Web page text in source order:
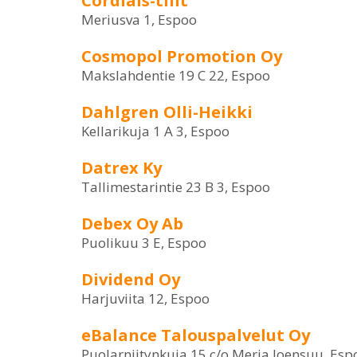
Meriusva 1, Espoo
Cosmopol Promotion Oy
Makslahdentie 19 C 22, Espoo
Dahlgren Olli-Heikki
Kellarikuja 1 A 3, Espoo
Datrex Ky
Tallimestarintie 23 B 3, Espoo
Debex Oy Ab
Puolikuu 3 E, Espoo
Dividend Oy
Harjuviita 12, Espoo
eBalance Talouspalvelut Oy